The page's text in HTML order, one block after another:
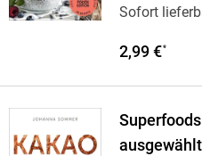
Sofort
2,99 €*